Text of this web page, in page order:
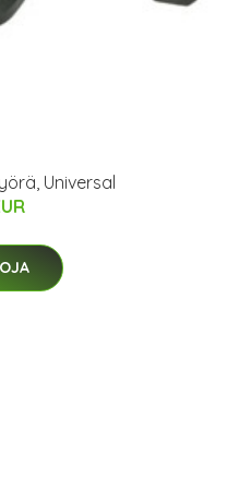
Universal